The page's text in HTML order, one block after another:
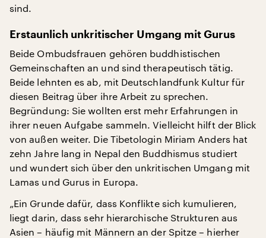
sind.
Erstaunlich unkritischer Umgang mit Gurus
Beide Ombudsfrauen gehören buddhistischen
Gemeinschaften an und sind therapeutisch tätig.
Beide lehnten es ab, mit Deutschlandfunk Kultur für
diesen Beitrag über ihre Arbeit zu sprechen.
Begründung: Sie wollten erst mehr Erfahrungen in
ihrer neuen Aufgabe sammeln. Vielleicht hilft der Blick
von außen weiter. Die Tibetologin Miriam Anders hat
zehn Jahre lang in Nepal den Buddhismus studiert
und wundert sich über den unkritischen Umgang mit
Lamas und Gurus in Europa.
„Ein Grunde dafür, dass Konflikte sich kumulieren,
liegt darin, dass sehr hierarchische Strukturen aus
Asien – häufig mit Männern an der Spitze – hierher